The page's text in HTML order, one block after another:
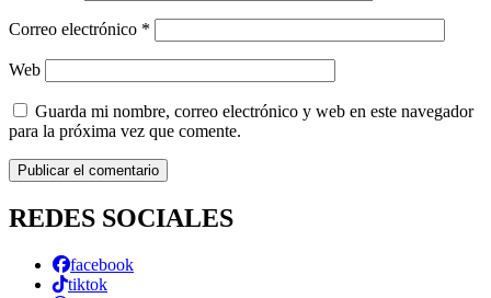
Correo electrónico *
Web
Guarda mi nombre, correo electrónico y web en este navegador
para la próxima vez que comente.
REDES SOCIALES
facebook
tiktok